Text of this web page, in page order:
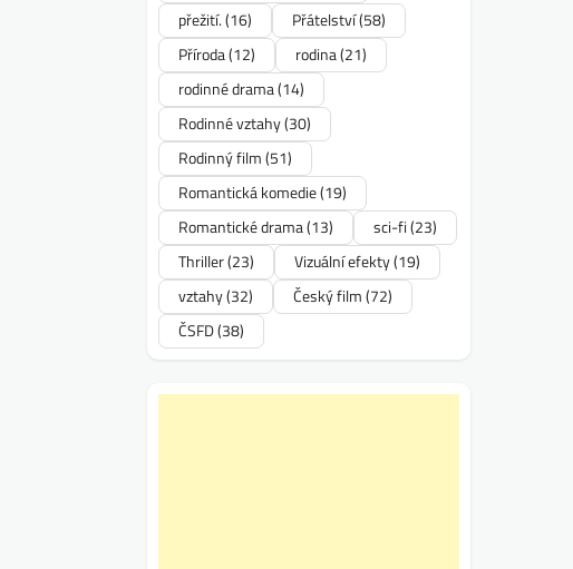
přežití.(16) Přátelství(58)
Příroda(12) rodina(21)
rodinné drama(14)
Rodinné vztahy(30)
Rodinný film(51)
Romantická komedie(19)
Romantické drama(13) sci-fi(23)
Thriller(23) Vizuální efekty(19)
vztahy(32) Český film(72)
ČSFD(38)